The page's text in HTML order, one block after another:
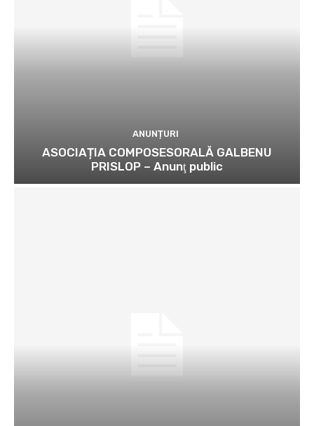
ANUNȚURI
ASOCIAȚIA COMPOSESORALĂ GALBENU
PRISLOP – Anunţ public